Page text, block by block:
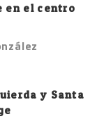
en el centro
y Santa